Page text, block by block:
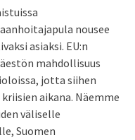
nousee
asiaksi. EU:n
mahdollisuus
jotta siihen
aikana. Näemme
väliselle
Suomen